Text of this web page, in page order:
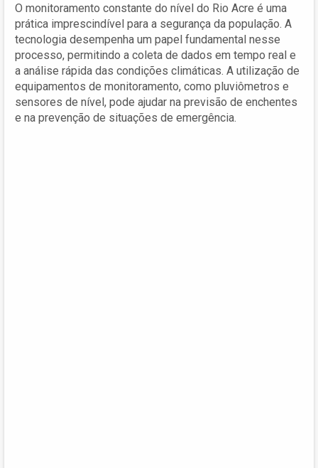
O monitoramento constante do nível do Rio Acre é uma
prática imprescindível para a segurança da população. A
tecnologia desempenha um papel fundamental nesse
processo, permitindo a coleta de dados em tempo real e
a análise rápida das condições climáticas. A utilização de
equipamentos de monitoramento, como pluviômetros e
sensores de nível, pode ajudar na previsão de enchentes
e na prevenção de situações de emergência.